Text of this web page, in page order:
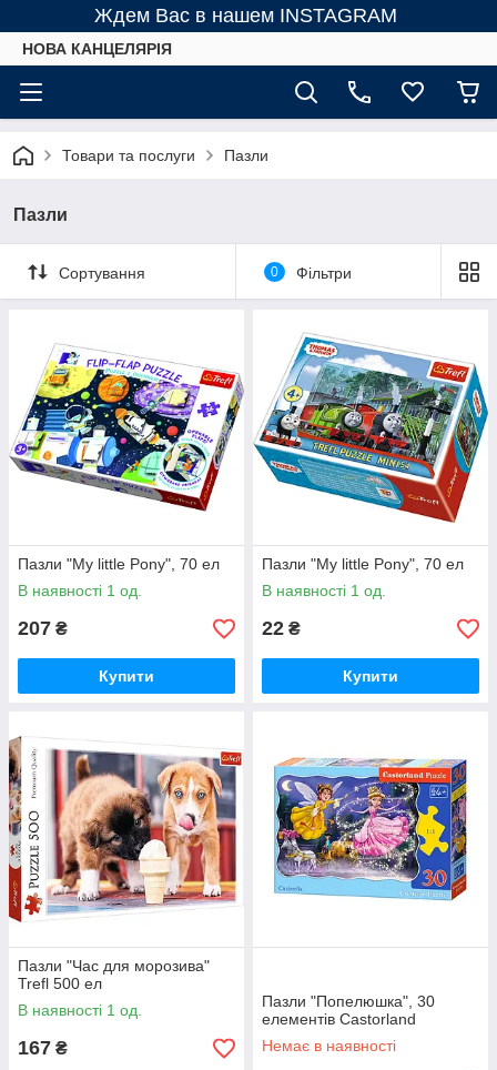
Ждем Вас в нашем INSTAGRAM
НОВА КАНЦЕЛЯРІЯ
Товари та послуги Пазли
Пазли
Сортування 0 Фільтри
Пазли "My little Pony", 70 ел
В наявності 1 од.
207 ₴
Купити
Пазли "My little Pony", 70 ел
В наявності 1 од.
22 ₴
Купити
Пазли "Час для морозива"
Trefl 500 ел
В наявності 1 од.
167 ₴
Пазли "Попелюшка", 30
елементів Castorland
Немає в наявності